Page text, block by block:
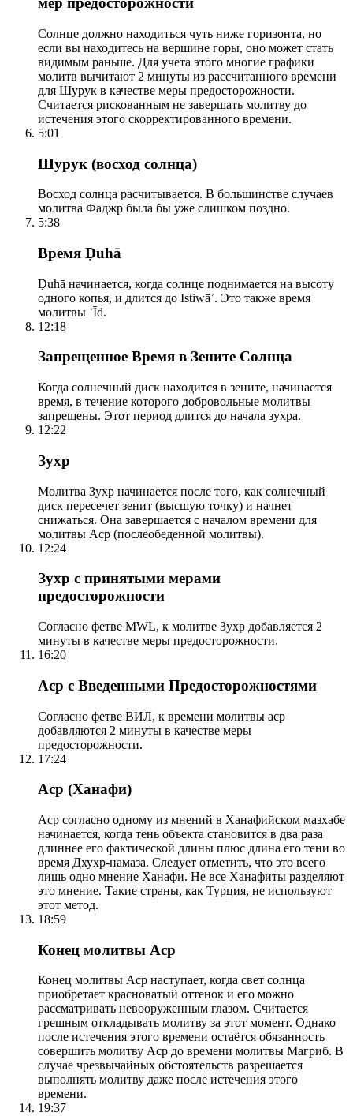
Солнце должно находиться чуть ниже горизонта, но
если вы находитесь на вершине горы, оно может стать
видимым раньше. Для учета этого многие графики
молитв вычитают 2 минуты из рассчитанного времени
для Шурук в качестве меры предосторожности.
Считается рискованным не завершать молитву до
истечения этого скорректированного времени.
5:01
Шурук (восход солнца)
Восход солнца расчитывается. В большинстве случаев
молитва Фаджр была бы уже слишком поздно.
5:38
Время Ḍuhā
Ḍuhā начинается, когда солнце поднимается на высоту
одного копья, и длится до Istiwāʾ. Это также время
молитвы ʿĪd.
12:18
Запрещенное Время в Зените Солнца
Когда солнечный диск находится в зените, начинается
время, в течение которого добровольные молитвы
запрещены. Этот период длится до начала зухра.
12:22
Зухр
Молитва Зухр начинается после того, как солнечный
диск пересечет зенит (высшую точку) и начнет
снижаться. Она завершается с началом времени для
молитвы Аср (послеобеденной молитвы).
12:24
Зухр с принятыми мерами
предосторожности
Согласно фетве MWL, к молитве Зухр добавляется 2
минуты в качестве меры предосторожности.
16:20
Аср с Введенными Предосторожностями
Согласно фетве ВИЛ, к времени молитвы аср
добавляются 2 минуты в качестве меры
предосторожности.
17:24
Аср (Ханафи)
Аср согласно одному из мнений в Ханафийском мазхабе
начинается, когда тень объекта становится в два раза
длиннее его фактической длины плюс длина его тени во
время Дхухр-намаза. Следует отметить, что это всего
лишь одно мнение Ханафи. Не все Ханафиты разделяют
это мнение. Такие страны, как Турция, не используют
этот метод.
18:59
Конец молитвы Аср
Конец молитвы Аср наступает, когда свет солнца
приобретает красноватый оттенок и его можно
рассматривать невооруженным глазом. Считается
грешным откладывать молитву за этот момент. Однако
после истечения этого времени остаётся обязанность
совершить молитву Аср до времени молитвы Магриб. В
случае чрезвычайных обстоятельств разрешается
выполнять молитву даже после истечения этого
времени.
19:37